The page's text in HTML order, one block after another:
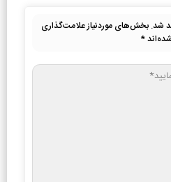
شد. بخش‌های موردنیاز علامت‌گذاری
شده‌اند*